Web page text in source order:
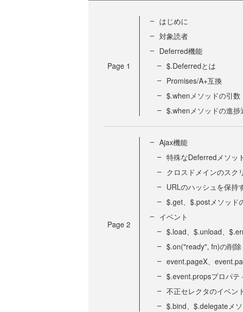
Page 1
はじめに
対象読者
Deferred機能
$.Deferredとは
Promises/A+互換
$.whenメソッドの引数
$.whenメソッドの進捗
Page 2
Ajax機能
特殊なDeferredメソッ
クロスドメインのスク
URLのハッシュを保持
$.get、$.postメソッド
イベント
$.load、$.unload、
$.on("ready", fn)の削除
event.pageX、
$.event.propsプロパテ
不正セレクタのイベン
$.bind、$.delegateメ